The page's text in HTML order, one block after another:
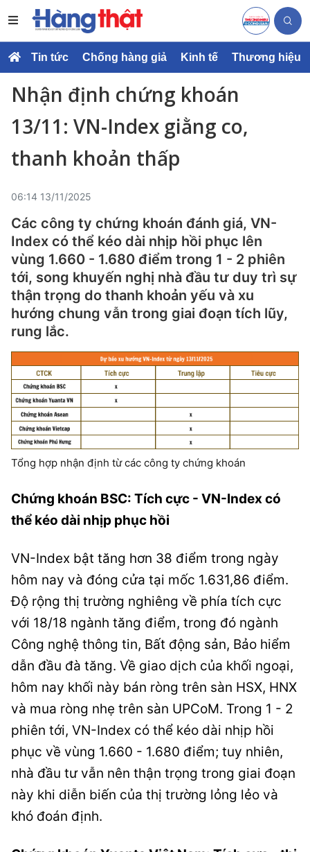
Tin tức Chống hàng giả Kinh tế Thương hiệu
Nhận định chứng khoán
13/11: VN-Index giằng co,
thanh khoản thấp
06:14 13/11/2025
Các công ty chứng khoán đánh giá, VN-
Index có thể kéo dài nhịp hồi phục lên
vùng 1.660 - 1.680 điểm trong 1 - 2 phiên
tới, song khuyến nghị nhà đầu tư duy trì sự
thận trọng do thanh khoản yếu và xu
hướng chung vẫn trong giai đoạn tích lũy,
rung lắc.
Tổng hợp nhận định từ các công ty chứng khoán
Chứng khoán BSC: Tích cực - VN-Index có
thể kéo dài nhịp phục hồi
VN-Index bật tăng hơn 38 điểm trong ngày
hôm nay và đóng cửa tại mốc 1.631,86 điểm.
Độ rộng thị trường nghiêng về phía tích cực
với 18/18 ngành tăng điểm, trong đó ngành
Công nghệ thông tin, Bất động sản, Bảo hiểm
dẫn đầu đà tăng. Về giao dịch của khối ngoại,
hôm nay khối này bán ròng trên sàn HSX, HNX
và mua ròng nhẹ trên sàn UPCoM. Trong 1 - 2
phiên tới, VN-Index có thể kéo dài nhịp hồi
phục về vùng 1.660 - 1.680 điểm; tuy nhiên,
nhà đầu tư vẫn nên thận trọng trong giai đoạn
này khi diễn biến của thị trường lỏng lẻo và
khó đoán định.